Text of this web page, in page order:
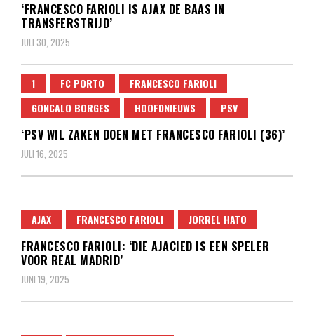
‘FRANCESCO FARIOLI IS AJAX DE BAAS IN
TRANSFERSTRIJD’
JULI 30, 2025
1 FC PORTO
FRANCESCO FARIOLI
GONCALO BORGES
HOOFDNIEUWS PSV
‘PSV WIL ZAKEN DOEN MET FRANCESCO FARIOLI (36)’
JULI 16, 2025
AJAX FRANCESCO FARIOLI JORREL HATO
FRANCESCO FARIOLI: ‘DIE AJACIED IS EEN SPELER
VOOR REAL MADRID’
JUNI 19, 2025